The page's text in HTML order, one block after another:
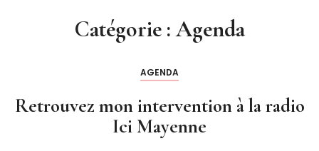
Catégorie :Agenda
AGENDA
Retrouvez mon intervention à la radio
Ici Mayenne